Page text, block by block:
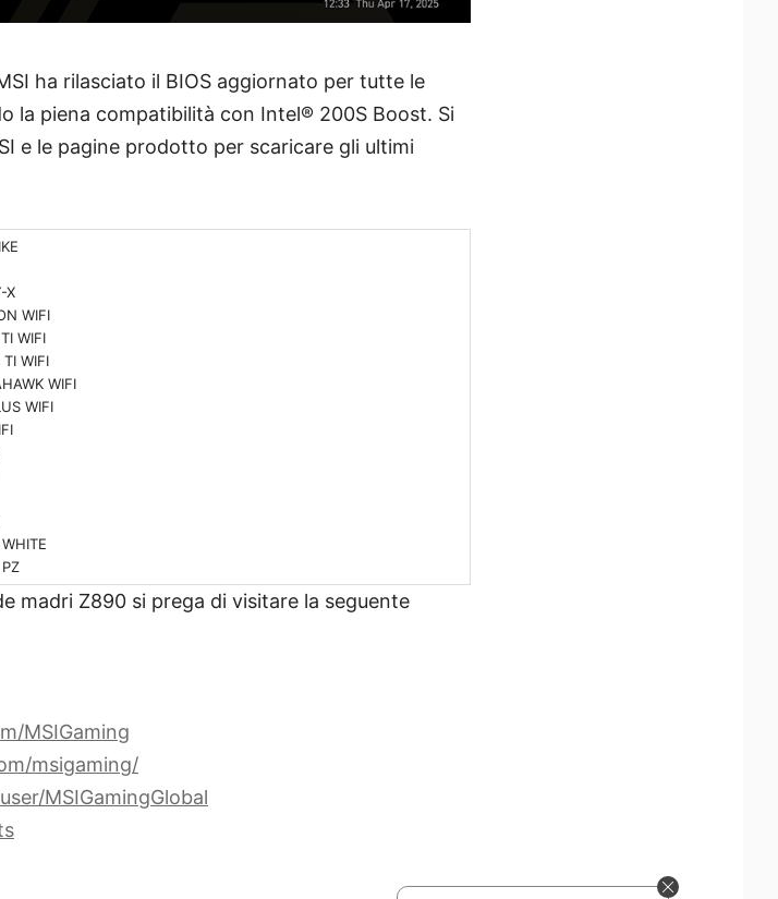
ha rilasciato il BIOS aggiornato per tutte le
la piena compatibilità con Intel® 200S Boost. Si
e le pagine prodotto per scaricare gli ultimi
X
WIFI
WIFI
WIFI
WIFI
WIFI
madri Z890 si prega di visitare la seguente
MSIGaming
msigaming/
MSIGamingGlobal